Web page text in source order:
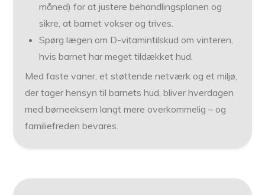
måned) for at justere behandlings­planen og
sikre, at barnet vokser og trives.
Spørg lægen om D-vitamin­tilskud om vinteren,
hvis barnet har meget tildækket hud.
Med faste vaner, et støttende netværk og et miljø,
der tager hensyn til barnets hud, bliver hverdagen
med børneeksem langt mere overkommelig – og
familiefreden bevares.